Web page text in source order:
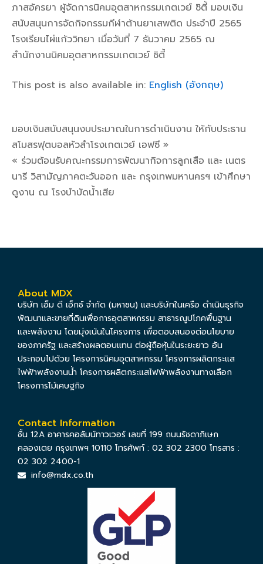
ภาสอัครยา ผู้จัดการนิคมอุตสาหกรรมเกตเวย์ ซิตี้ มอบเงิน
สนับสนุนการจัดกิจกรรมกีฬาต้านยาเสพติด ประจำปี 2565
โรงเรียนไผ่แก้ววิทยา เมื่อวันที่ 7 ธันวาคม 2565 ณ
สำนักงานนิคมอุตสาหกรรมเกตเวย์ ซิตี้
This post is also available in: English (อังกฤษ)
มอบเงินสนับสนุนงบประมาณในการดำเนินงาน ให้กับประธาน
สโมสรฟุตบอลหัวสำโรงเกตเวย์ เอฟซี »
« ร่วมต้อนรับคณะกรรมการพัฒนากิจการลูกเสือ และ เนตร
นารี วิสามัญภาคตะวันออก และ กรุงเทพมหานครฯ เข้าศึกษา
ดูงาน ณ โรงบำบัดน้ำเสีย
About MDX
บริษัท เอ็ม ดี เอ็กซ์ จำกัด (มหาชน) และบริษัทในเครือ ดำเนินธุรกิจ
พัฒนาและขายที่ดินเพื่อการอุตสาหกรรม สาธารณูปโภคพื้นฐาน
และพลังงาน โดยมุ่งเน้นในโครงการ เพื่อตอบสนองต่อนโยบาย
ของภาครัฐ และสร้างผลตอบแทน ต่อผู้ถือหุ้นในระยะยาว อัน
ประกอบไปด้วย โครงการนิคมอุตสาหกรรม โครงการผลิตกระแส
ไฟฟ้าพลังงานน้ำ โครงการผลิตกระแสไฟฟ้าพลังงานทางเลือก
โครงการไม้เศษฐกิจ
Contact Information
ชั้น 12A อาคารคอลัมน์ทาวเวอร์ เลขที่ 199 ถนนรัชดาภิเษก
คลองเตย กรุงเทพฯ 10110 โทรศัพท์ : 02 302 2300 โทรสาร :
02 302 2400-1
info@mdx.co.th